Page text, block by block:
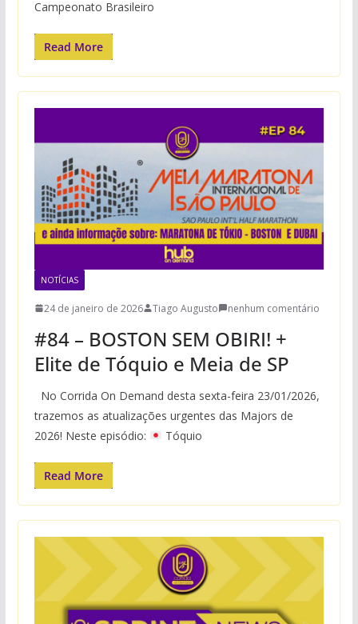
Campeonato Brasileiro
Read More
NOTÍCIAS
24 de janeiro de 2026 Tiago Augusto nenhum comentário
#84 – BOSTON SEM OBIRI! +
Elite de Tóquio e Meia de SP
No Corrida On Demand desta sexta-feira 23/01/2026,
trazemos as atualizações urgentes das Majors de
2026! Neste episódio:
Tóquio
Read More